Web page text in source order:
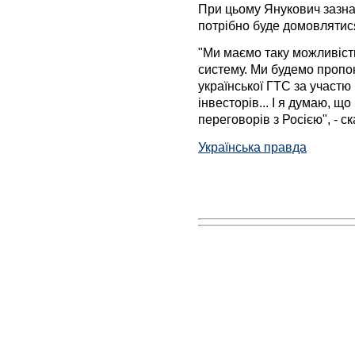
При цьому Янукович
потрібно буде
"Ми маємо таку
систему. Ми будемо
української ГТС за
інвесторів... І я думаю,
переговорів з Росією", -
Українська правда